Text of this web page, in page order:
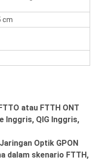
cm
atau FTTH ONT
Inggris, QIG Inggris,
Optik GPON
dalam skenario FTTH,